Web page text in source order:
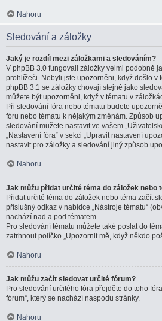
Nahoru
Sledování a záložky
Jaký je rozdíl mezi záložkami a sledováním?
V phpBB 3.0 fungovali záložky velmi podobně
prohlížeči. Nebyli jste upozorněni, když došlo v
phpBB 3.1 se záložky chovají stejně jako
můžete být upozorněni, když v tématu v
Při sledování fóra nebo tématu budete
fóru nebo tématu k nějakým změnám. Způsob
sledování můžete nastavit ve vašem
„Nastavení fóra“ v sekci „Upravit nastavení
nastavit pro záložky a sledování jiný způsob
Nahoru
Jak můžu přidat určité téma do záložek nebo
Přidat určité téma do záložek nebo téma začít
příslušný odkaz v nabídce „Nástroje tématu“
nachází nad a pod tématem.
Pro sledování tématu můžete také poslat do
zatrhnout políčko „Upozornit mě, když někdo
Nahoru
Jak můžu začít sledovat určité fórum?
Pro sledování určitého fóra přejděte do toho
fórum“, který se nachází naspodu stránky.
Nahoru